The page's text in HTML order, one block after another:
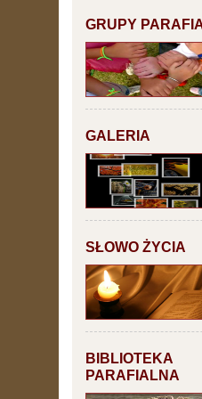
GRUPY
GALERIA
SŁOWO ŻYCIA
BIBLIOTEKA
PARAFIALNA